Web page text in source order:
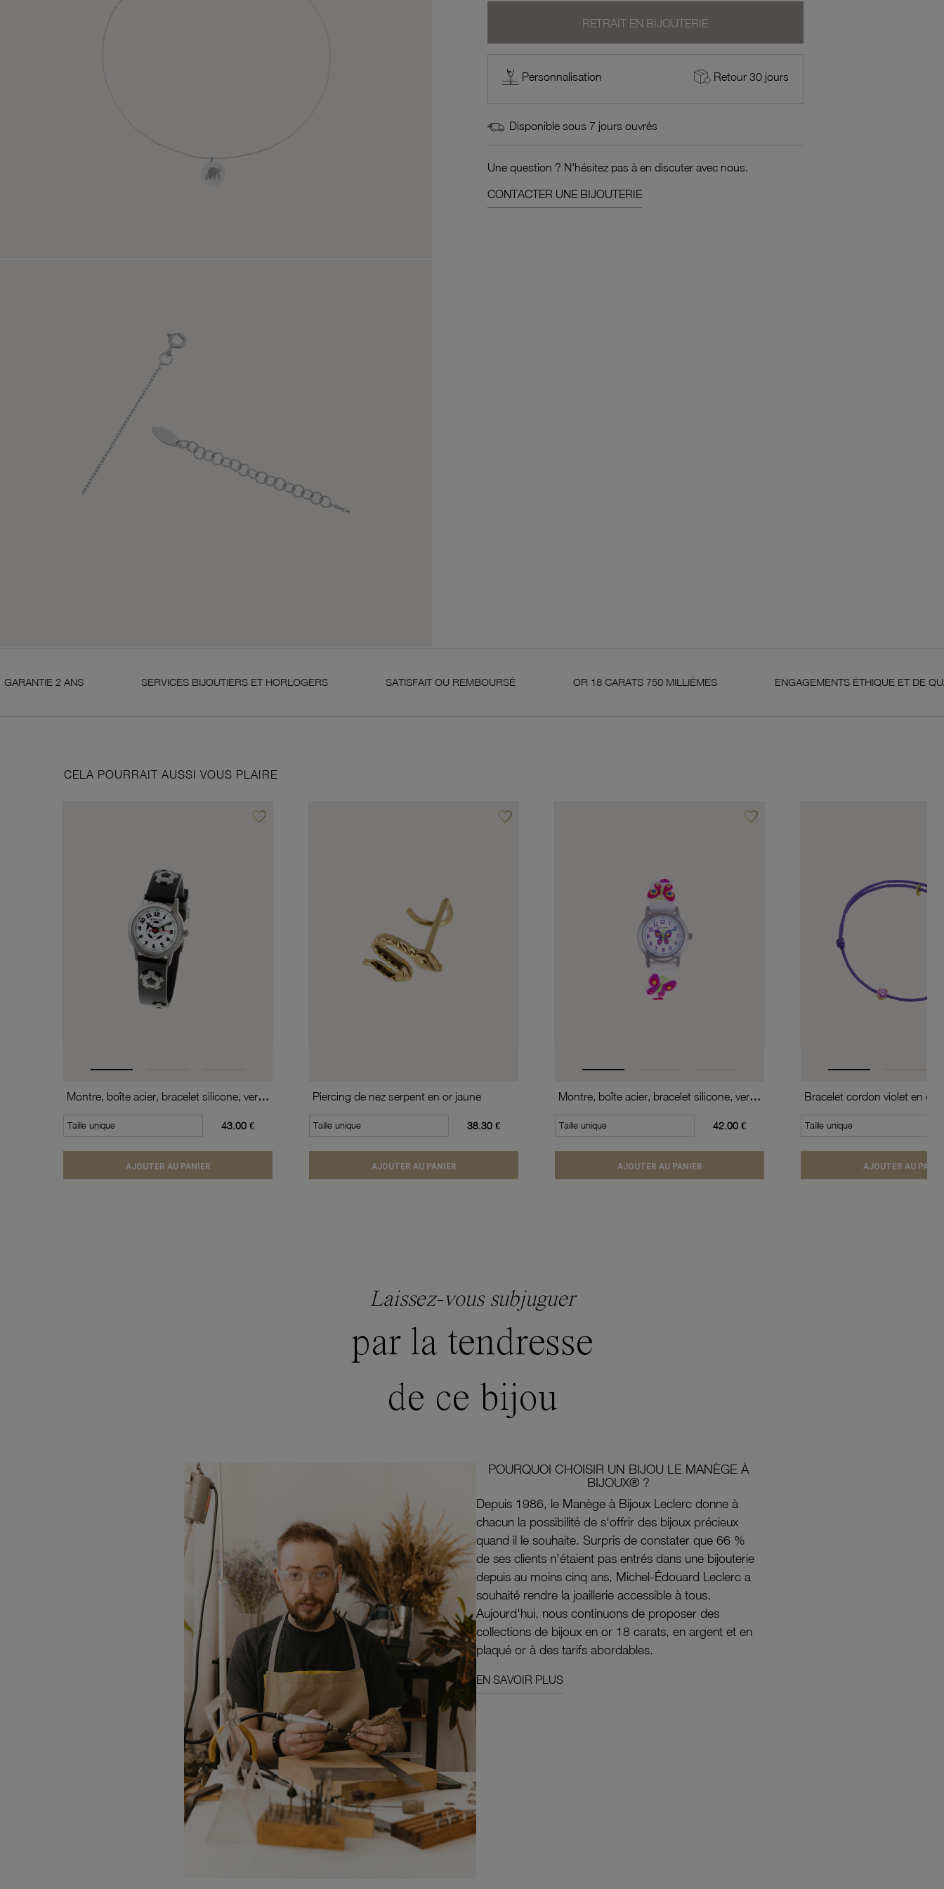
RETRAIT EN BIJOUTERIE
Personnalisation Retour 30 jours
Disponible sous 7 jours ouvrés
Une question ? N'hésitez pas à en discuter avec nous.
CONTACTER UNE BIJOUTERIE
ANS SERVICES BIJOUTIERS ET HORLOGERS SATISFAIT OU REMBOURSÉ OR 18 CARATS 750 MILLIÈMES ENGAGEMENTS ÉTHIQUE ET DE QUALITÉ
CELA POURRAIT AUSSI VOUS PLAIRE
favorite_borderAjouter à vos favoris
Montre, boîte acier, bracelet silicone, verre minéral, kids
Taille unique 43.00 €
AJOUTER AU PANIER
favorite_borderAjouter à vos favoris
Piercing de nez serpent en or jaune
Taille unique 38.30 €
AJOUTER AU PANIER
favorite_borderAjouter à vos favoris
Montre, boîte acier, bracelet silicone, verre minéral, kids
Taille unique 42.00 €
AJOUTER AU PANIER
Taille unique
AJOUTER AU
Laissez-vous subjuguer
par la tendresse
de ce bijou
POURQUOI CHOISIR UN BIJOU LE MANÈGE À
BIJOUX® ?
Depuis 1986, le Manège à Bijoux Leclerc donne à
chacun la possibilité de s'offrir des bijoux précieux
quand il le souhaite. Surpris de constater que 66 %
de ses clients n’étaient pas entrés dans une bijouterie
depuis au moins cinq ans, Michel-Édouard Leclerc a
souhaité rendre la joaillerie accessible à tous.
Aujourd'hui, nous continuons de proposer des
collections de bijoux en or 18 carats, en argent et en
plaqué or à des tarifs abordables.
EN SAVOIR PLUS